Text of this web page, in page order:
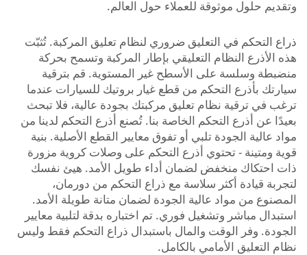
وتقديم حلول موثوقة للعملاء حول العالم.
ذراع التحكم في التعليق ضروري لنظام تعليق المركبة. تُثبّت
هذه الأذرع النظام التعليقي بإطار المركبة وتسمح بحركة
منضبطة وسلسة على الأسطح غير المستوية. قم بترقية
سيارتك بأذرع التحكم من قطع غيار بروتيك للسيارات عندما
ترغب في ترقية نظام تعليق مركبتك بجودة عالية، فلا تبحث
بعيدًا عن أذرع التحكم الخاصة بنا. تُصنع أذرع التحكم لدينا من
مواد عالية الجودة تلبي أو تفوق معايير القطع الأصلية. بنية
قوية ومتينة - تحتوي أذرع التحكم على وصلات كروية مزورة
ذات احتكاك منخفض لضمان أداء طويل الأمد. هيئ نفسك
لتجربة قيادة أكثر سلاسة مع ذراع التحكم من دورمان،
المصنوع من مواد عالية الجودة لضمان متانة طويلة الأمد.
استبدال مباشر وتشغيل فوري. تم اختباره بدقة لتلبية معايير
الجودة. وفر الوقت والمال باستبدال ذراع التحكم فقط وليس
نظام التعليق الأمامي بالكامل.